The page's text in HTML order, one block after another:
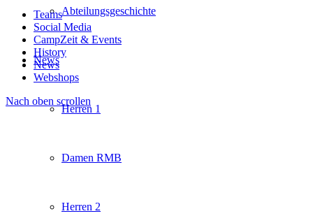
Abteilungsgeschichte
News
Herren 1
Damen RMB
Herren 2
Teams
Social Media
CampZeit & Events
History
News
Webshops
Nach oben scrollen